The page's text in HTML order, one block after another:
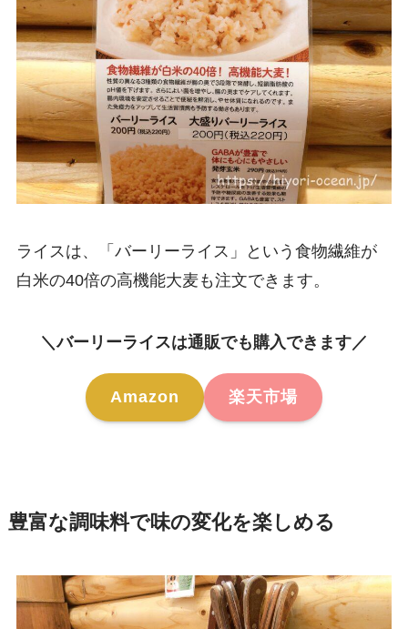
ライスは、「バーリーライス」という食物繊維が
白米の40倍の高機能大麦も注文できます。
＼バーリーライスは通販でも購入できます／
Amazon 楽天市場
豊富な調味料で味の変化を楽しめる